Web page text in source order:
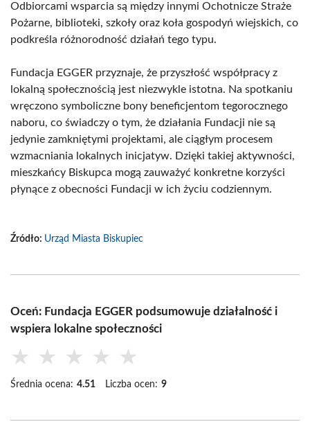
Odbiorcami wsparcia są między innymi Ochotnicze Straże
Pożarne, biblioteki, szkoły oraz koła gospodyń wiejskich, co
podkreśla różnorodność działań tego typu.
Fundacja EGGER przyznaje, że przyszłość współpracy z
lokalną społecznością jest niezwykle istotna. Na spotkaniu
wręczono symboliczne bony beneficjentom tegorocznego
naboru, co świadczy o tym, że działania Fundacji nie są
jedynie zamkniętymi projektami, ale ciągłym procesem
wzmacniania lokalnych inicjatyw. Dzięki takiej aktywności,
mieszkańcy Biskupca mogą zauważyć konkretne korzyści
płynące z obecności Fundacji w ich życiu codziennym.
Źródło: Urząd Miasta Biskupiec
Oceń: Fundacja EGGER podsumowuje działalność i
wspiera lokalne społeczności
★ ★ ★ ★ ★
Średnia ocena: 4.51 Liczba ocen: 9